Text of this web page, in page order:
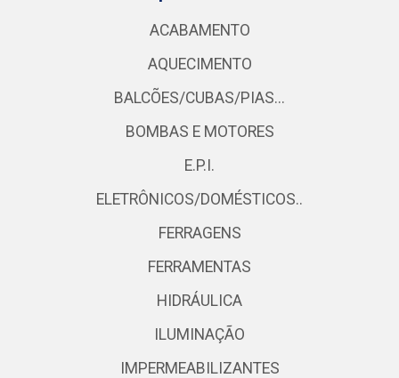
ACABAMENTO
AQUECIMENTO
BALCÕES/CUBAS/PIAS...
BOMBAS E MOTORES
E.P.I.
ELETRÔNICOS/DOMÉSTICOS..
FERRAGENS
FERRAMENTAS
HIDRÁULICA
ILUMINAÇÃO
IMPERMEABILIZANTES